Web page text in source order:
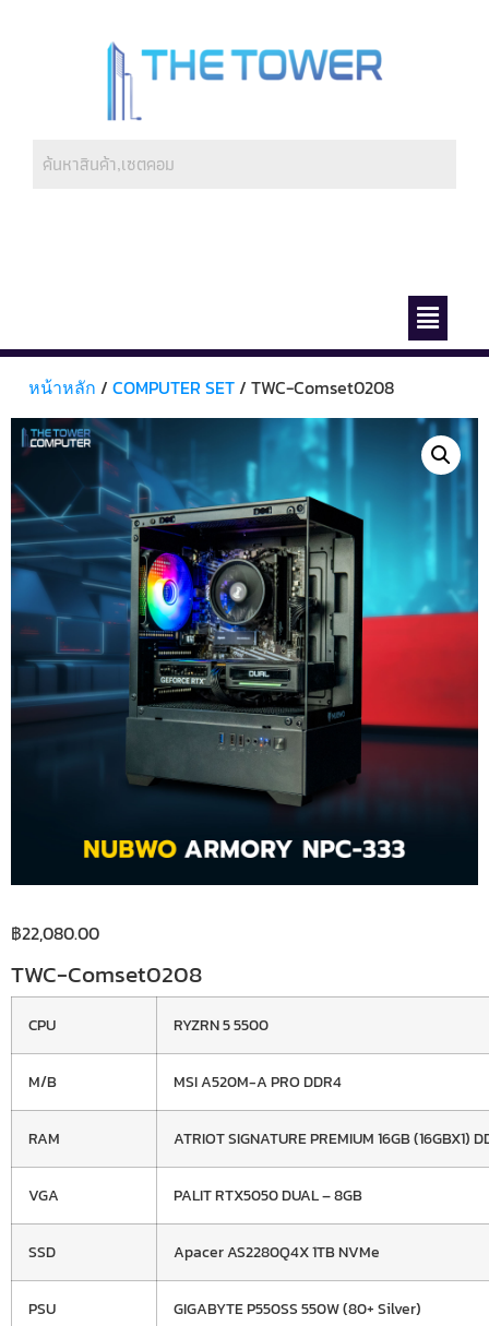
หน้าหลัก / COMPUTER SET/ TWC-Comset0208
฿22,080.00
TWC-Comset0208
CPU RYZRN 5 5500
M/B MSI A520M-A PRO DDR4
RAM ATRIOT SIGNATURE PREMIUM 16GB (16GBX1)
VGA PALIT RTX5050 DUAL – 8GB
SSD Apacer AS2280Q4X 1TB NVMe
PSU GIGABYTE P550SS 550W (80+ Silver)